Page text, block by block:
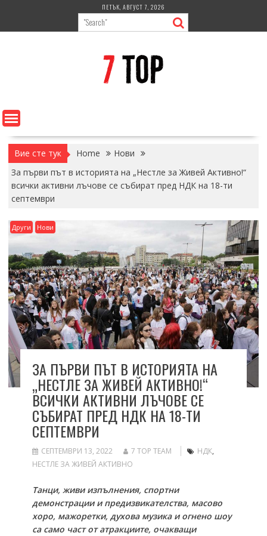
content
ПЕТЪК, АВГУСТ 7, 2026
Вие сте тук Home
Нови
За първи път в историята на „Нестле за Живей Активно!“
всички активни лъчове се събират пред НДК на 18-ти
септември
Други Нови
ЗА ПЪРВИ ПЪТ В ИСТОРИЯТА НА
„НЕСТЛЕ ЗА ЖИВЕЙ АКТИВНО!“
ВСИЧКИ АКТИВНИ ЛЪЧОВЕ СЕ
СЪБИРАТ ПРЕД НДК НА 18-ТИ
СЕПТЕМВРИ
СЕПТЕМВРИ 13, 2022 7 TOP TEAM НДК,
НЕСТЛЕ ЗА ЖИВЕЙ АКТИВНО
Танци, живи изпълнения, спортни
демонстрации и предизвикателства, масово
хоро, мажоретки, духова музика и огнено шоу
са само част от атракциите, очакващи